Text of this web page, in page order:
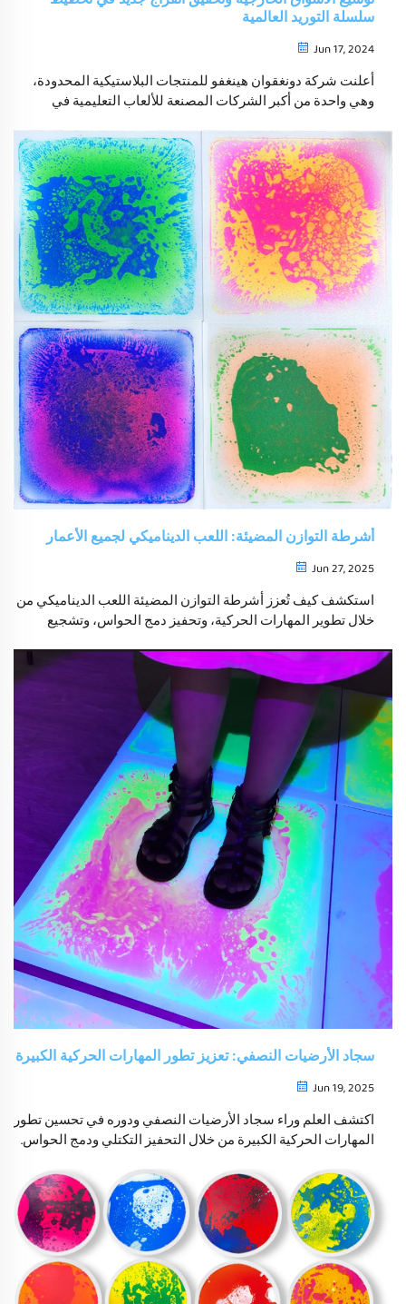
سلسلة التوريد العالمية
Jun 17, 2024
أعلنت شركة دونغقوان هينغفو للمنتجات البلاستيكية المحدودة،
وهي واحدة من أكبر الشركات المصنعة للألعاب التعليمية في
أخرى، بنجاح لتغطية الأسواق北美 وأوروبا.
أشرطة التوازن المضيئة: اللعب الديناميكي لجميع الأعمار
Jun 27, 2025
استكشف كيف تُعزز أشرطة التوازن المضيئة اللعب الديناميكي من
خلال تطوير المهارات الحركية، وتحفيز دمج الحواس، وتشجيع
التوازن في منهج مونتيسوري والجمباز، وتعرف على تأثير المواد
المستخدمة على اللعب الحسي.
سجاد الأرضيات النصفي: تعزيز تطور المهارات الحركية الكبيرة
Jun 19, 2025
اكتشف العلم وراء سجاد الأرضيات النصفي ودوره في تحسين تطور
المهارات الحركية الكبيرة من خلال التحفيز التكتلي ودمج الحواس.
العضلات الأساسية، ومعالجة الحواس.